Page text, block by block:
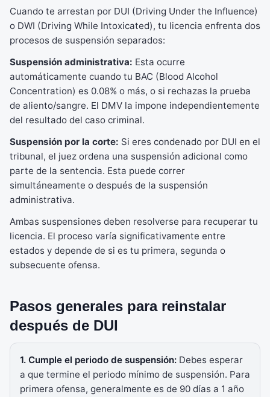
Cuando te arrestan por DUI (Driving Under the Influence)
o DWI (Driving While Intoxicated), tu licencia enfrenta dos
procesos de suspensión separados:
Suspensión administrativa: Esta ocurre
automáticamente cuando tu BAC (Blood Alcohol
Concentration) es 0.08% o más, o si rechazas la prueba
de aliento/sangre. El DMV la impone independientemente
del resultado del caso criminal.
Suspensión por la corte: Si eres condenado por DUI en el
tribunal, el juez ordena una suspensión adicional como
parte de la sentencia. Esta puede correr
simultáneamente o después de la suspensión
administrativa.
Ambas suspensiones deben resolverse para recuperar tu
licencia. El proceso varía significativamente entre
estados y depende de si es tu primera, segunda o
subsecuente ofensa.
Pasos generales para reinstalar
después de DUI
1. Cumple el periodo de suspensión: Debes esperar
a que termine el periodo mínimo de suspensión. Para
primera ofensa, generalmente es de 90 días a 1 año